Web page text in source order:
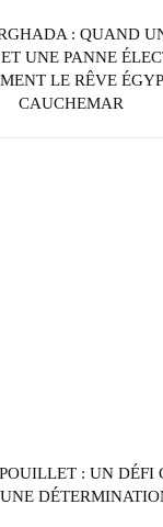
: QUAND
UNE PANNE
LE RÊVE
CAUCHEMAR
: UN DÉFI